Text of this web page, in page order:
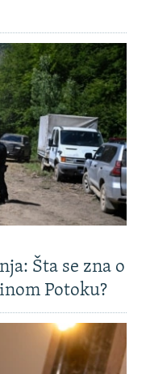
Šta se zna o
Potoku?